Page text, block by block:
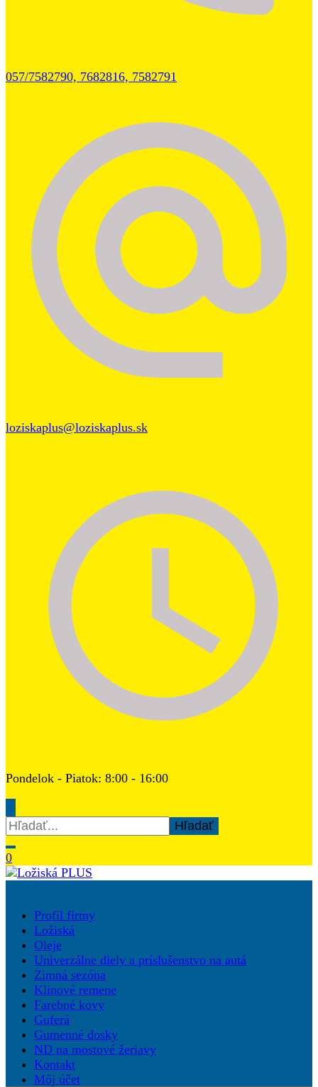
057/7582790, 7682816, 7582791
loziskaplus@loziskaplus.sk
Pondelok - Piatok: 8:00 - 16:00
Hľadať:
0
Ložiská PLUS
Profil firmy
Ložiská
Oleje
Univerzálne diely a príslušenstvo na autá
Zimná sezóna
Klinové remene
Farebné kovy
Guferá
Gumenné dosky
ND na mostové žeriavy
Kontakt
Môj účet